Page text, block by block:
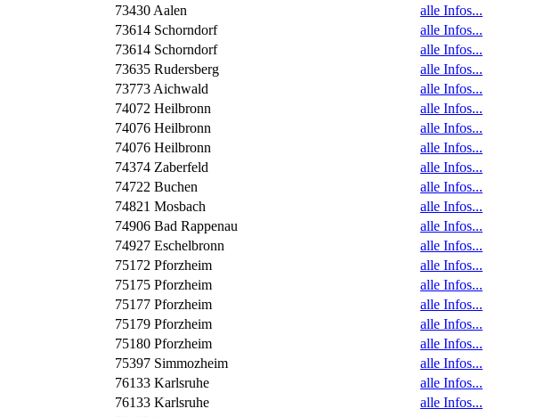
73430 Aalen
alle Infos...
73614 Schorndorf
alle Infos...
73614 Schorndorf
alle Infos...
73635 Rudersberg
alle Infos...
73773 Aichwald
alle Infos...
74072 Heilbronn
alle Infos...
74076 Heilbronn
alle Infos...
74076 Heilbronn
alle Infos...
74374 Zaberfeld
alle Infos...
74722 Buchen
alle Infos...
74821 Mosbach
alle Infos...
74906 Bad Rappenau
alle Infos...
74927 Eschelbronn
alle Infos...
75172 Pforzheim
alle Infos...
75175 Pforzheim
alle Infos...
75177 Pforzheim
alle Infos...
75179 Pforzheim
alle Infos...
75180 Pforzheim
alle Infos...
75397 Simmozheim
alle Infos...
76133 Karlsruhe
alle Infos...
76133 Karlsruhe
alle Infos...